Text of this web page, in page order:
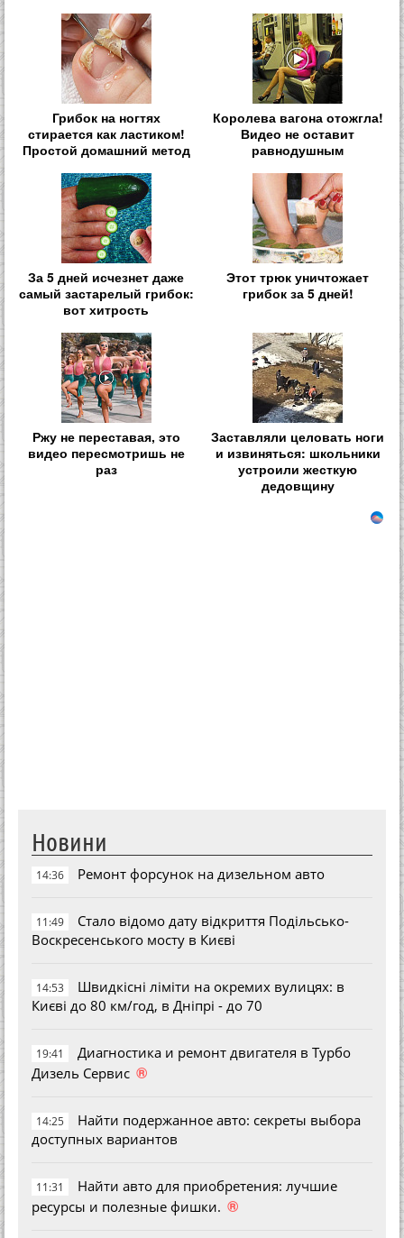
Грибок на ногтях
стирается как ластиком!
Простой домашний метод
Королева вагона отожгла!
Видео не оставит
равнодушным
За 5 дней исчезнет даже
самый застарелый грибок:
вот хитрость
Этот трюк уничтожает
грибок за 5 дней!
Ржу не переставая, это
видео пересмотришь не
раз
Заставляли целовать ноги
и извиняться: школьники
устроили жесткую
дедовщину
Новини
14:36 Ремонт форсунок на дизельном авто
11:49
Стало відомо дату відкриття Подільсько-
Воскресенського мосту в Києві
14:53
Швидкісні ліміти на окремих вулицях: в
Києві до 80 км/год, в Дніпрі - до 70
19:41
Диагностика и ремонт двигателя в Турбо
Дизель Сервис ®
14:25
Найти подержанное авто: секреты выбора
доступных вариантов
11:31
Найти авто для приобретения: лучшие
ресурсы и полезные фишки. ®